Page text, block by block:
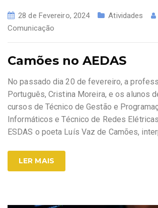
28 de Fevereiro, 2024 Atividades
Comunicação
Camões no AEDAS
No passado dia 20 de fevereiro, a
Português, Cristina Moreira, e os alunos
cursos de Técnico de Gestão e
Informáticos e Técnico de Redes
ESDAS o poeta Luís Vaz de Camões,
LER MAIS